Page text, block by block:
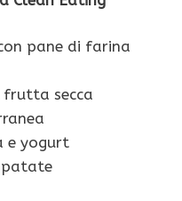
pane di farina
frutta secca
yogurt
patate